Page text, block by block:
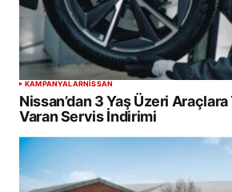
KAMPANYALARNISSAN
Nissan’dan 3 Yaş Üzeri Araçlara
Varan Servis İndirimi